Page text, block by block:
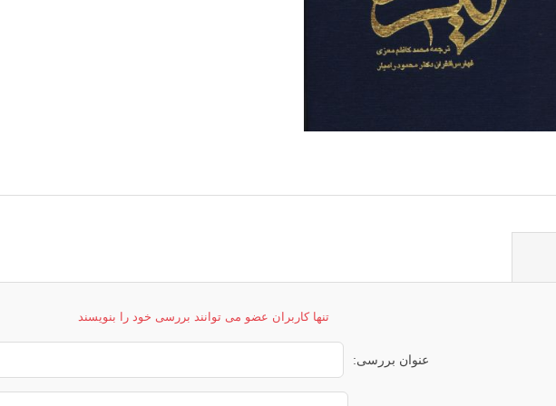
تنها کاربران عضو می توانند بررسی خود را بنویسند
عنوان بررسی: